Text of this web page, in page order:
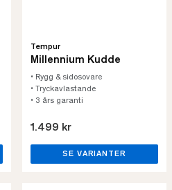
Tempur
Millennium Kudde
• Rygg & sidosovare
• Tryckavlastande
• 3 års garanti
1.499 kr
SE VARIANTER